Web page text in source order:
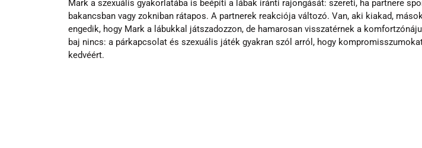
Mark a szexuális gyakorlatába is beépíti a lábak iránti rajongását: szereti, ha partnere
bakancsban vagy zokniban rátapos. A partnerek reakciója változó. Van, aki kiakad,
engedik, hogy Mark a lábukkal játszadozzon, de hamarosan visszatérnek a
baj nincs: a párkapcsolat és szexuális játék gyakran szól arról, hogy
kedvéért.